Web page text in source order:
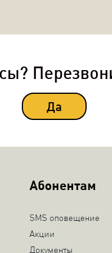
Да
Абонентам
SMS оповещение
Акции
Документы